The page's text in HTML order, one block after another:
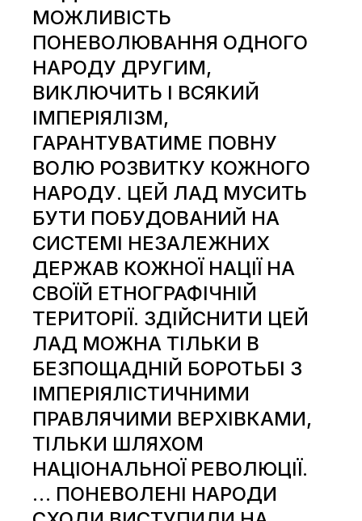
МОЖЛИВІСТЬ
ПОНЕВОЛЮВАННЯ ОДНОГО
НАРОДУ ДРУГИМ,
ВИКЛЮЧИТЬ І ВСЯКИЙ
ІМПЕРІЯЛІЗМ,
ГАРАНТУВАТИМЕ ПОВНУ
ВОЛЮ РОЗВИТКУ КОЖНОГО
НАРОДУ. ЦЕЙ ЛАД МУСИТЬ
БУТИ ПОБУДОВАНИЙ НА
СИСТЕМІ НЕЗАЛЕЖНИХ
ДЕРЖАВ КОЖНОЇ НАЦІЇ НА
СВОЇЙ ЕТНОГРАФІЧНІЙ
ТЕРИТОРІЇ. ЗДІЙСНИТИ ЦЕЙ
ЛАД МОЖНА ТІЛЬКИ В
БЕЗПОЩАДНІЙ БОРОТЬБІ З
ІМПЕРІЯЛІСТИЧНИМИ
ПРАВЛЯЧИМИ ВЕРХІВКАМИ,
ТІЛЬКИ ШЛЯХОМ
НАЦІОНАЛЬНОЇ РЕВОЛЮЦІЇ.
… ПОНЕВОЛЕНІ НАРОДИ